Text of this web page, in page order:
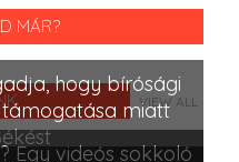
MÁR?
VIEW ALL
hogy bírósági
miatt
Egy videós sokkoló